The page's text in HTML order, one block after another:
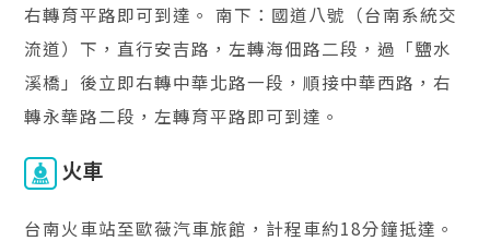
右轉育平路即可到達。 南下：國道八號（台南系統交
流道）下，直行安吉路，左轉海佃路二段，過「鹽水
溪橋」後立即右轉中華北路一段，順接中華西路，右
轉永華路二段，左轉育平路即可到達。
火車
台南火車站至歐薇汽車旅館，計程車約18分鐘抵達。